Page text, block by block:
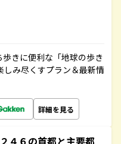
きに便利な「地球の歩き
み尽くすプラン＆最新情
詳細を見る
４６の首都と主要都